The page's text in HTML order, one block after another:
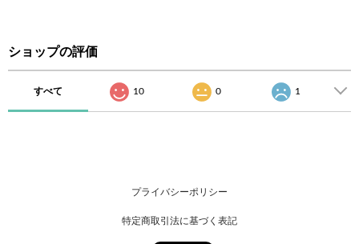
ショップの評価
すべて 10 0 1
プライバシーポリシー
特定商取引法に基づく表記